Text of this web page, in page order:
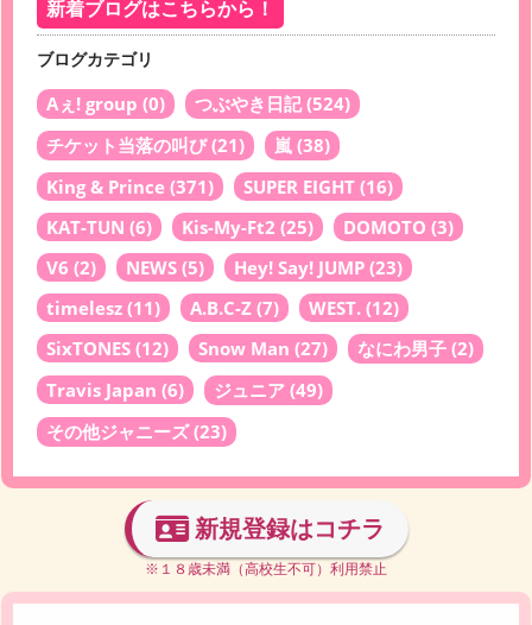
新着ブログはこちらから！
ブログカテゴリ
Aぇ! group (0) つぶやき日記(524)
チケット当落の叫び(21) 嵐 (38)
King & Prince (371) SUPER EIGHT (16)
KAT-TUN (6) Kis-My-Ft2 (25) DOMOTO (3)
V6 (2) NEWS (5) Hey! Say! JUMP (23)
timelesz (11) A.B.C-Z (7) WEST. (12)
SixTONES (12) Snow Man (27) なにわ男子 (2)
Travis Japan (6) ジュニア (49)
その他ジャニーズ(23)
新規登録はコチラ
※１８歳未満（高校生不可）利用禁止